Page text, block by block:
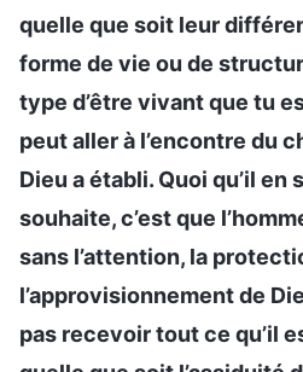
quelle que soit leur
forme de vie ou de
type d’être vivant que tu
peut aller à l’encontre du
Dieu a établi. Quoi qu’il en
souhaite, c’est que
sans l’attention, la
l’approvisionnement de
pas recevoir tout ce qu’il